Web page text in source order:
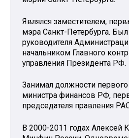
Являлся заместителем,
мэра Санкт-Петербурга.
руководителя
начальником Главного
управления Президента РФ.
Занимал должности первого
министра финансов РФ,
председателя правления
В 2000-2011 годах Алексей